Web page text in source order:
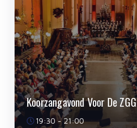
Koorzangavond Voor De ZGG
19:30 - 21:00